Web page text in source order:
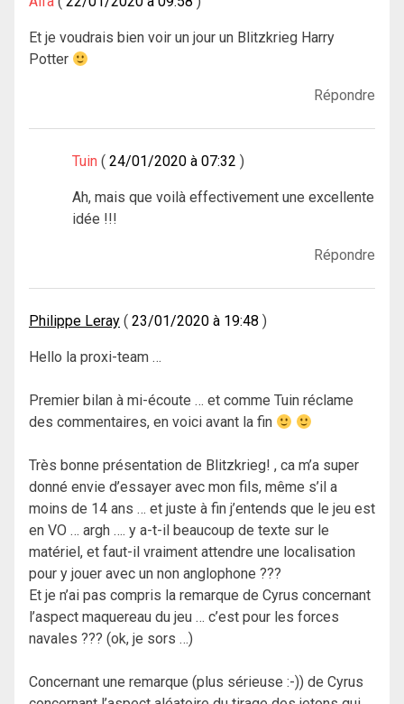
Et je voudrais bien voir un jour un Blitzkrieg Harry
Potter
Répondre
Tuin 24/01/2020 à 07:32
Ah, mais que voilà effectivement une excellente
idée !!!
Répondre
Philippe Leray 23/01/2020 à 19:48
Hello la proxi-team …
Premier bilan à mi-écoute … et comme Tuin réclame
des commentaires, en voici avant la fin
Très bonne présentation de Blitzkrieg! , ca m’a super
donné envie d’essayer avec mon fils, même s’il a
moins de 14 ans … et juste à fin j’entends que le jeu est
en VO … argh …. y a-t-il beaucoup de texte sur le
matériel, et faut-il vraiment attendre une localisation
pour y jouer avec un non anglophone ???
Et je n’ai pas compris la remarque de Cyrus concernant
l’aspect maquereau du jeu … c’est pour les forces
navales ??? (ok, je sors …)
Concernant une remarque (plus sérieuse :-)) de Cyrus